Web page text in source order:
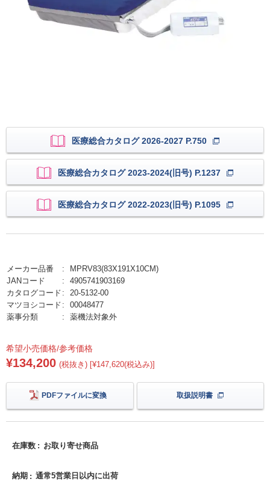
医療総合カタログ 2026-2027 P.750
医療総合カタログ 2023-2024(旧号) P.1237
医療総合カタログ 2022-2023(旧号) P.1095
メーカー品番
MPRV83(83X191X10CM)
JANコード
4905741903169
カタログコード
20-5132-00
マツヨシコード
00048477
薬事分類
薬機法対象外
希望小売価格/参考価格
¥134,200 (税抜き) [¥147,620(税込み)]
PDFファイルに変換 取扱説明書
在庫数 お取り寄せ商品
納期 通常5営業日以内に出荷